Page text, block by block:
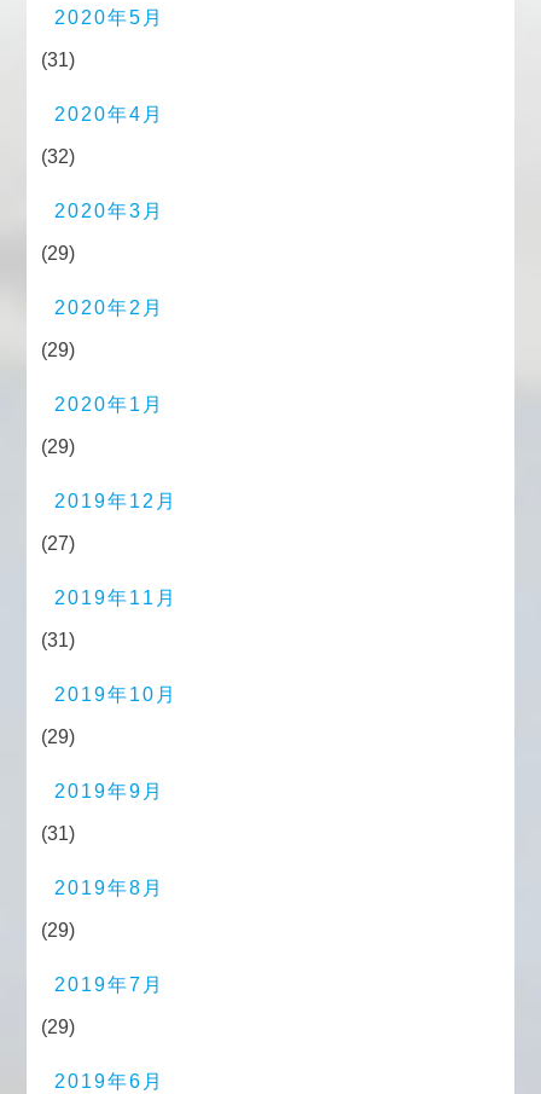
2020年5月
(31)
2020年4月
(32)
2020年3月
(29)
2020年2月
(29)
2020年1月
(29)
2019年12月
(27)
2019年11月
(31)
2019年10月
(29)
2019年9月
(31)
2019年8月
(29)
2019年7月
(29)
2019年6月